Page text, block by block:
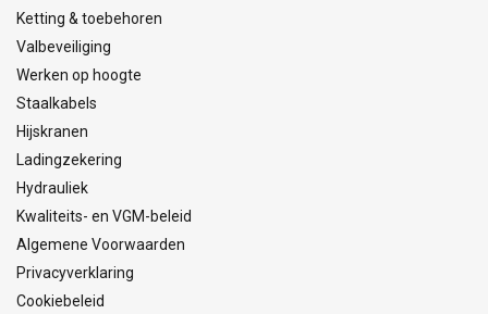
Ketting & toebehoren
Valbeveiliging
Werken op hoogte
Staalkabels
Hijskranen
Ladingzekering
Hydrauliek
Kwaliteits- en VGM-beleid
Algemene Voorwaarden
Privacyverklaring
Cookiebeleid